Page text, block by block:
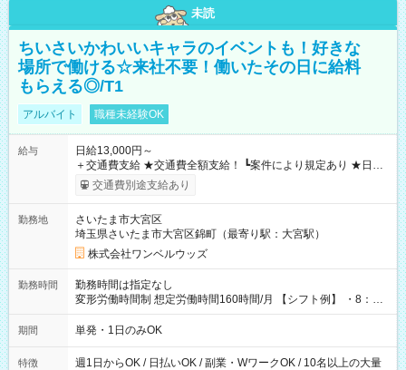
未読
ちいさいかわいいキャラのイベントも！好きな
場所で働ける☆来社不要！働いたその日に給料
もらえる◎/T1
アルバイト 職種未経験OK
給与
日給13,000円～
＋交通費支給 ★交通費全額支給！ ┗案件により規定あり ★日払
いOK！（規定あり） ┗働いたその日に現金GET♪ お仕事後はコ
ンビニATMから 日払い分を引き落とせます！ 【試用期間】試
交通費別途支給あり
勤務地
さいたま市大宮区
埼玉県さいたま市大宮区錦町（最寄り駅：大宮駅）
株式会社ワンベルウッズ
勤務時間
勤務時間は指定なし
変形労働時間制 想定労働時間160時間/月 【シフト例】 ・8：00
～21：00
期間 単発・1日のみOK
特徴
週1日からOK / 日払いOK / 副業・WワークOK / 10名以上の大量